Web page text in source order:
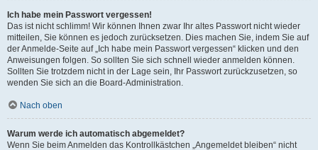
Ich habe mein Passwort vergessen!
Das ist nicht schlimm! Wir können Ihnen zwar Ihr altes Passwort nicht wieder
mitteilen, Sie können es jedoch zurücksetzen. Dies machen Sie, indem Sie auf
der Anmelde-Seite auf „Ich habe mein Passwort vergessen“ klicken und den
Anweisungen folgen. So sollten Sie sich schnell wieder anmelden können.
Sollten Sie trotzdem nicht in der Lage sein, Ihr Passwort zurückzusetzen, so
wenden Sie sich an die Board-Administration.
Nach oben
Warum werde ich automatisch abgemeldet?
Wenn Sie beim Anmelden das Kontrollkästchen „Angemeldet bleiben“ nicht